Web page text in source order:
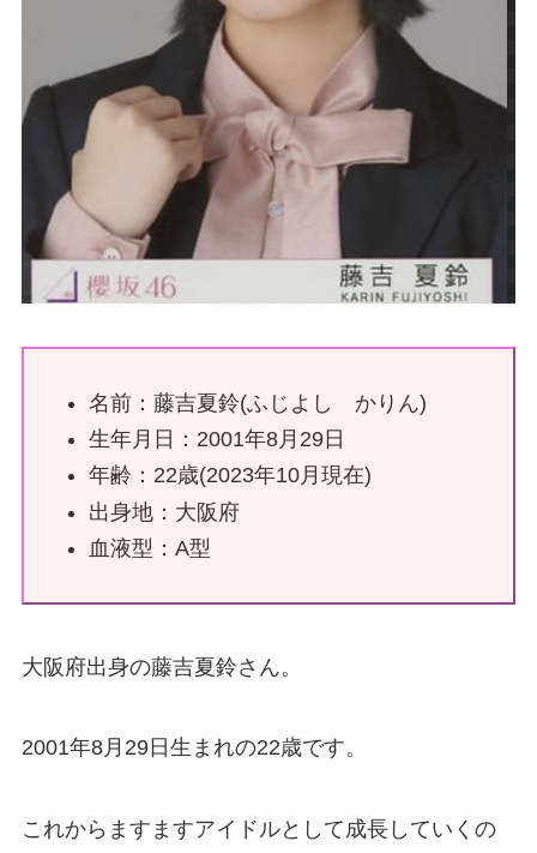
名前：藤吉夏鈴(ふじよし かりん)
生年月日：2001年8月29日
年齢：22歳(2023年10月現在)
出身地：大阪府
血液型：A型
大阪府出身の藤吉夏鈴さん。
2001年8月29日生まれの22歳です。
これからますますアイドルとして成長していくの